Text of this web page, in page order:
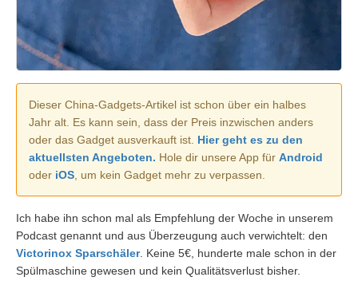
Dieser China-Gadgets-Artikel ist schon über ein halbes
Jahr alt. Es kann sein, dass der Preis inzwischen anders
oder das Gadget ausverkauft ist. Hier geht es zu den
aktuellsten Angeboten. Hole dir unsere App für Android
oder iOS, um kein Gadget mehr zu verpassen.
Ich habe ihn schon mal als Empfehlung der Woche in unserem
Podcast genannt und aus Überzeugung auch verwichtelt: den
Victorinox Sparschäler. Keine 5€, hunderte male schon in der
Spülmaschine gewesen und kein Qualitätsverlust bisher.